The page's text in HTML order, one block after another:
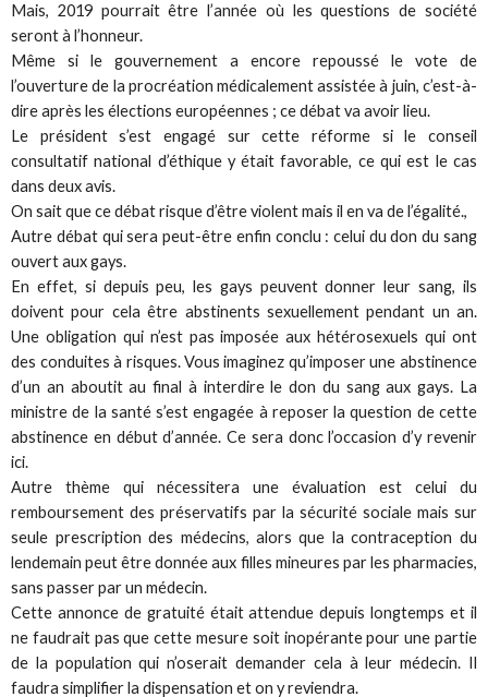
Mais, 2019 pourrait être l’année où les questions de société
seront à l’honneur.
Même si le gouvernement a encore repoussé le vote de
l’ouverture de la procréation médicalement assistée à juin, c’est-à-
dire après les élections européennes ; ce débat va avoir lieu.
Le président s’est engagé sur cette réforme si le conseil
consultatif national d’éthique y était favorable, ce qui est le cas
dans deux avis.
On sait que ce débat risque d’être violent mais il en va de l’égalité.,
Autre débat qui sera peut-être enfin conclu : celui du don du sang
ouvert aux gays.
En effet, si depuis peu, les gays peuvent donner leur sang, ils
doivent pour cela être abstinents sexuellement pendant un an.
Une obligation qui n’est pas imposée aux hétérosexuels qui ont
des conduites à risques. Vous imaginez qu’imposer une abstinence
d’un an aboutit au final à interdire le don du sang aux gays. La
ministre de la santé s’est engagée à reposer la question de cette
abstinence en début d’année. Ce sera donc l’occasion d’y revenir
ici.
Autre thème qui nécessitera une évaluation est celui du
remboursement des préservatifs par la sécurité sociale mais sur
seule prescription des médecins, alors que la contraception du
lendemain peut être donnée aux filles mineures par les pharmacies,
sans passer par un médecin.
Cette annonce de gratuité était attendue depuis longtemps et il
ne faudrait pas que cette mesure soit inopérante pour une partie
de la population qui n’oserait demander cela à leur médecin. Il
faudra simplifier la dispensation et on y reviendra.